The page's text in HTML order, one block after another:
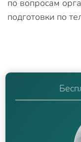
по вопросам
подготовки по